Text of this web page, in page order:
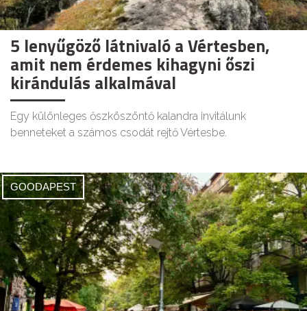
5 lenyűgöző látnivaló a Vértesben,
amit nem érdemes kihagyni őszi
kirándulás alkalmával
Egy különleges őszköszöntő kalandra invitálunk
benneteket a számos csodát rejtő Vértesbe.
GOODAPEST